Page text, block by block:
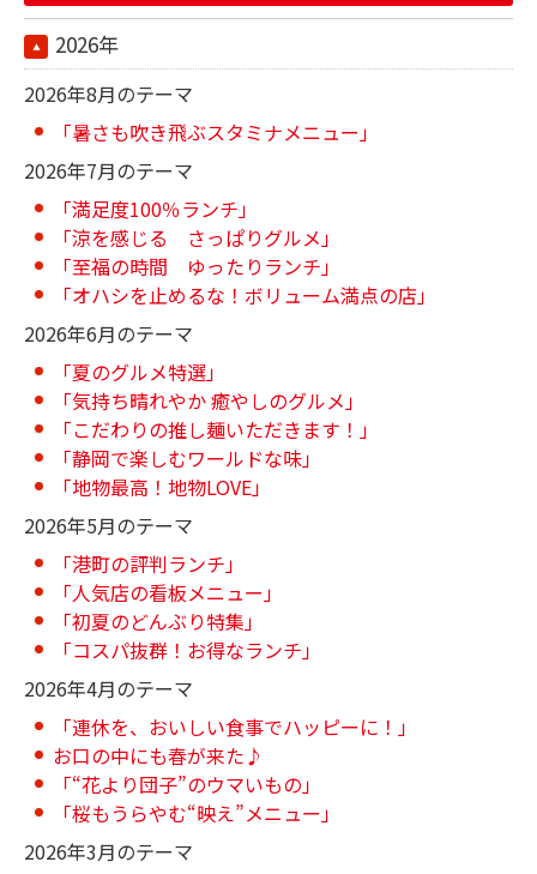
2026年
2026年8月のテーマ
「暑さも吹き飛ぶスタミナメニュー」
2026年7月のテーマ
「満足度100％ランチ」
「涼を感じる さっぱりグルメ」
「至福の時間 ゆったりランチ」
「オハシを止めるな！ボリューム満点の店」
2026年6月のテーマ
「夏のグルメ特選」
「気持ち晴れやか 癒やしのグルメ」
「こだわりの推し麺いただきます！」
「静岡で楽しむワールドな味」
「地物最高！地物LOVE」
2026年5月のテーマ
「港町の評判ランチ」
「人気店の看板メニュー」
「初夏のどんぶり特集」
「コスパ抜群！お得なランチ」
2026年4月のテーマ
「連休を、おいしい食事でハッピーに！」
お口の中にも春が来た♪
「“花より団子”のウマいもの」
「桜もうらやむ“映え”メニュー」
2026年3月のテーマ